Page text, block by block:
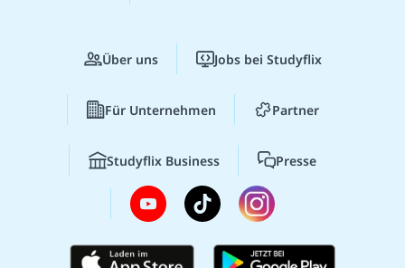
Über uns Jobs bei Studyflix
Für Unternehmen Partner
Studyflix Business Presse